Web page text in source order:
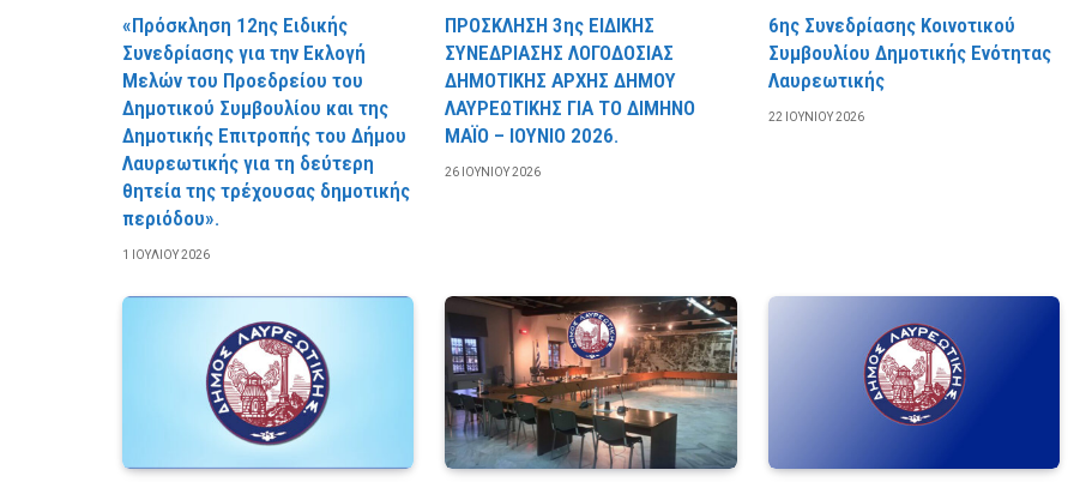
«Πρόσκληση 12ης Ειδικής
Συνεδρίασης για την Εκλογή
Μελών του Προεδρείου του
Δημοτικού Συμβουλίου και της
Δημοτικής Επιτροπής του Δήμου
Λαυρεωτικής για τη δεύτερη
θητεία της τρέχουσας δημοτικής
περιόδου».
1 ΙΟΥΛΊΟΥ 2026
ΠΡΟΣΚΛΗΣΗ 3ης ΕΙΔΙΚΗΣ
ΣΥΝΕΔΡΙΑΣΗΣ ΛΟΓΟΔΟΣΙΑΣ
ΔΗΜΟΤΙΚΗΣ ΑΡΧΗΣ ΔΗΜΟΥ
ΛΑΥΡΕΩΤΙΚΗΣ ΓΙΑ ΤΟ ΔΙΜΗΝΟ
ΜΑΪΟ – ΙΟΥΝΙΟ 2026.
26 ΙΟΥΝΊΟΥ 2026
6ης Συνεδρίασης Κοινοτικού
Συμβουλίου Δημοτικής Ενότητας
Λαυρεωτικής
22 ΙΟΥΝΊΟΥ 2026